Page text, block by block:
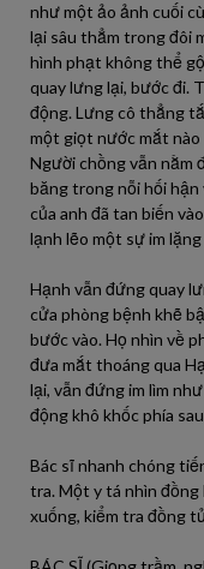
như một ảo ảnh cuối
lại sâu thẳm trong đôi
hình phạt không thể
quay lưng lại, bước đi.
động. Lưng cô thẳng
một giọt nước mắt nào
Người chồng vẫn nằm
băng trong nỗi hối
của anh đã tan biến
lạnh lẽo một sự im
Hạnh vẫn đứng quay
cửa phòng bệnh khẽ
bước vào. Họ nhìn về
đưa mắt thoáng qua
lại, vẫn đứng im lìm
động khô khốc phía
Bác sĩ nhanh chóng
tra. Một y tá nhìn đồng
xuống, kiểm tra đồng